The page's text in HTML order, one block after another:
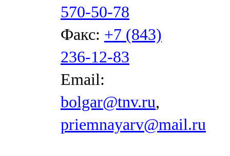
570-50-78
Факс: +7 (843)
236-12-83
Email:
bolgar@tnv.ru,
priemnayarv@mail.ru